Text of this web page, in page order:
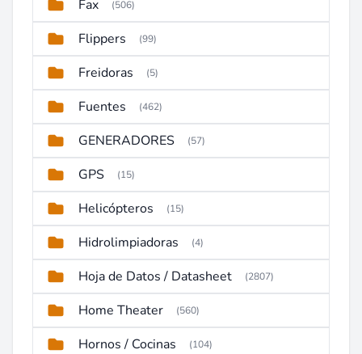
Fax (506)
Flippers (99)
Freidoras (5)
Fuentes (462)
GENERADORES (57)
GPS (15)
Helicópteros (15)
Hidrolimpiadoras (4)
Hoja de Datos / Datasheet (2807)
Home Theater (560)
Hornos / Cocinas (104)